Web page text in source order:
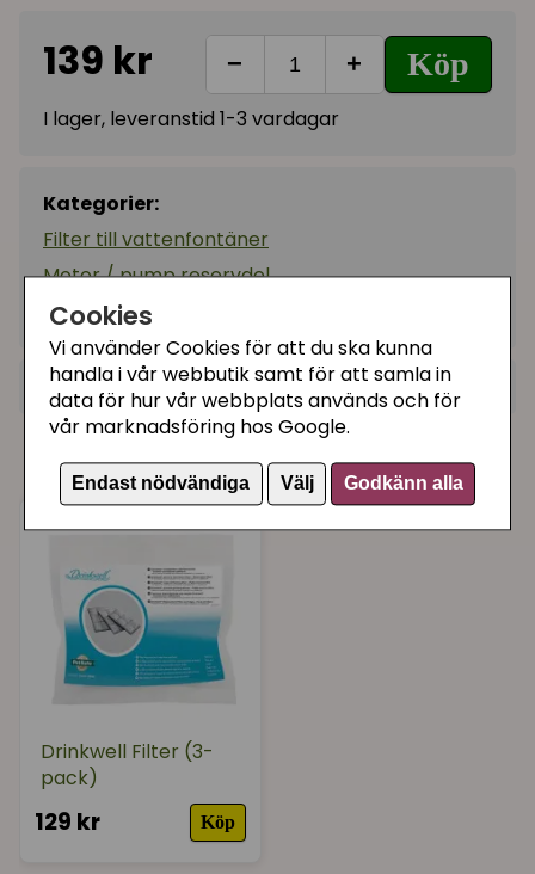
Cookies
Vi använder Cookies för att du ska kunna
handla i vår webbutik samt för att samla in
data för hur vår webbplats används och för
vår marknadsföring hos Google.
Endast nödvändiga Välj Godkänn alla
139 kr − + Köp
I lager, leveranstid 1-3 vardagar
Kategorier:
Filter till vattenfontäner
Motor / pump reservdel
Artikelnummer:
Recensioner (2)
Amanda
för 1 år sedan
Anna
för 2 år sedan
★★★★★
Våra kunder köpte även
Drinkwell Filter (3-
pack)
129 kr Köp